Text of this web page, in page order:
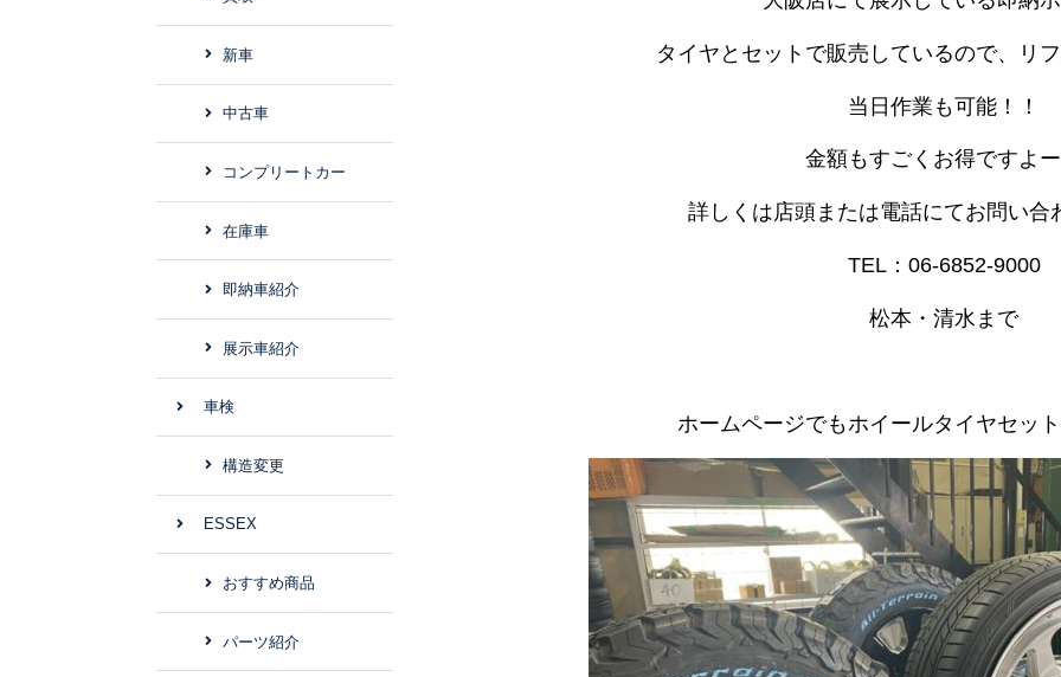
タイヤとセットで販売しているので、リ
当日作業も可能！！
金額もすごくお得ですよ
詳しくは店頭または電話にてお問い合
TEL：06-6852-9000
松本・清水まで
ホームページでもホイールタイヤセッ
新車
中古車
コンプリートカー
在庫車
即納車紹介
展示車紹介
車検
構造変更
ESSEX
おすすめ商品
パーツ紹介